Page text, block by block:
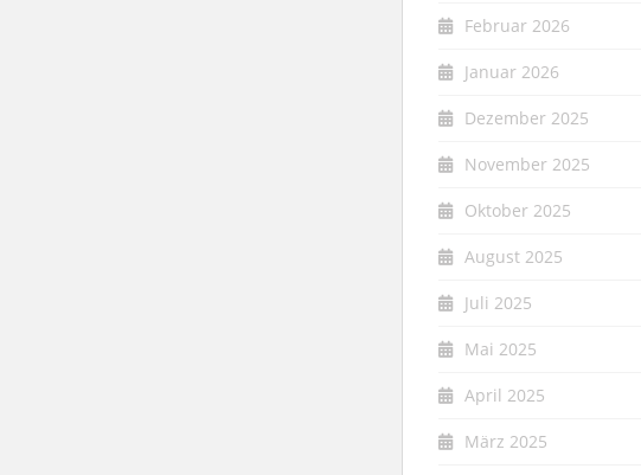
Februar 2026
Januar 2026
Dezember 2025
November 2025
Oktober 2025
August 2025
Juli 2025
Mai 2025
April 2025
März 2025